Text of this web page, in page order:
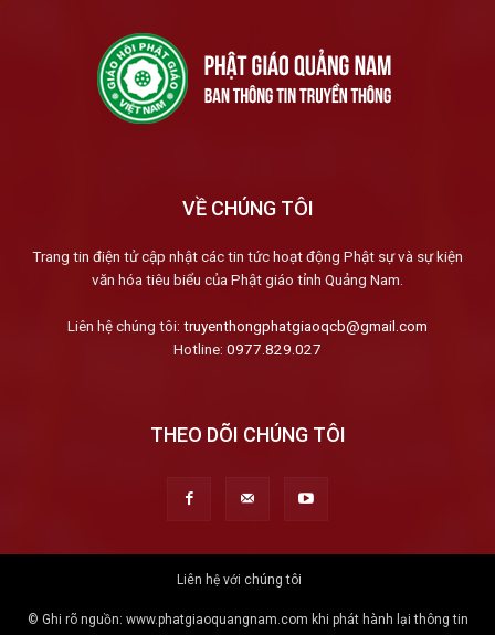
VỀ CHÚNG TÔI
Trang tin điện tử cập nhật các tin tức hoạt động Phật sự và sự kiện
văn hóa tiêu biểu của Phật giáo tỉnh Quảng Nam.
Liên hệ chúng tôi: truyenthongphatgiaoqcb@gmail.com
Hotline: 0977.829.027
THEO DÕI CHÚNG TÔI
Liên hệ với chúng tôi
© Ghi rõ nguồn: www.phatgiaoquangnam.com khi phát hành lại thông tin